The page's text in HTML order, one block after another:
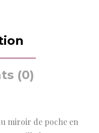
(0)
miroir de poche en